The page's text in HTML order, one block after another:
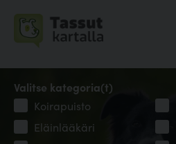
Valitse kategoria(t)
Koirapuisto
Eläinlääkäri